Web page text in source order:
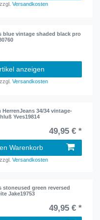
zzgl.Versandkosten
blue vintage shaded black pro
anzeigen
zzgl.Versandkosten
HerrenJeans 34/34 vintage-
Yves19814
49,95 € *
Warenkorb
zzgl.Versandkosten
stoneused green reversed
Jake19753
49,95 € *